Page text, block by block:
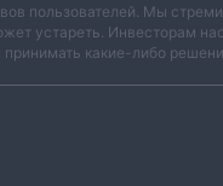
пользователей. Мы
устареть. Инвесторам
какие-либо